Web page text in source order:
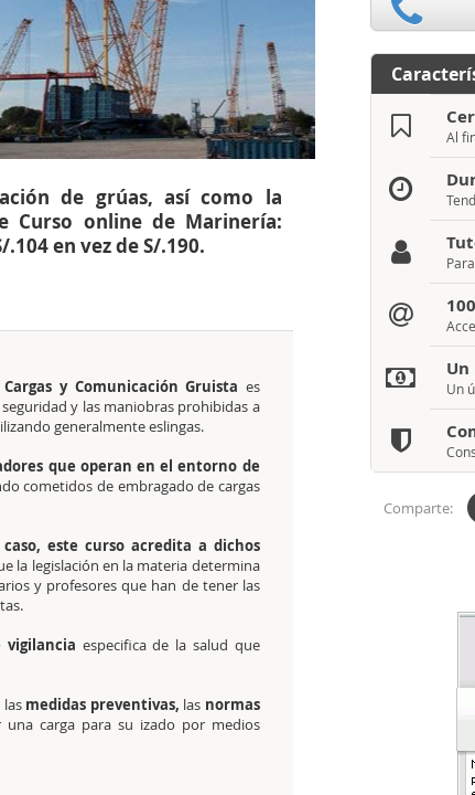
de grúas, así como la
Curso online de Marinería:
en vez de S/.190.
y Comunicación Gruista es
y las maniobras prohibidas a
generalmente eslingas.
que operan en el entorno de
cometidos de embragado de cargas
este curso acredita a dichos
la legislación en la materia determina
y profesores que han de tener las
vigilancia especifica de la salud que
las medidas preventivas, las normas
carga para su izado por medios
Al
Un
Un
Comparte: